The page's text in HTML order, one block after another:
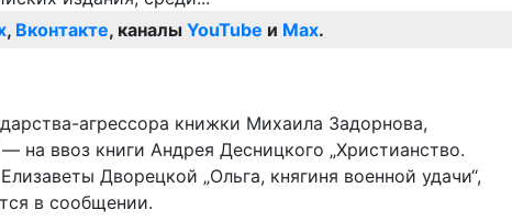
, Вконтакте, каналы YouTube и Max.
агрессора книжки Михаила Задорнова,
на ввоз книги Андрея Десницкого „Христианство.
Дворецкой „Ольга, княгиня военной удачи“,
в сообщении.